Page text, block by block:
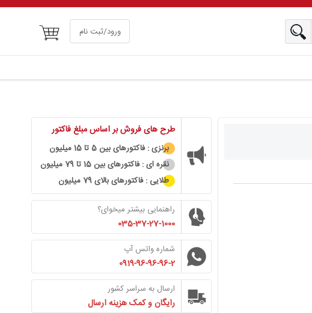
سبد خرید ورود/ثبت نام
طرح های فروش بر اساس مبلغ فاکتور
برنزی : فاکتورهای بین 5 تا 15 میلیون
نقره ای : فاکتورهای بین 15 تا 79 میلیون
طلایی : فاکتورهای بالای 79 میلیون
راهنمایی بیشتر میخوای؟
035-37-27-1000
شماره واتس آپ
0919-96-96-96-2
ارسال به سراسر کشور
رایگان و کمک هزینه ارسال